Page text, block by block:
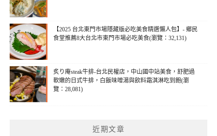
【2025 台北東門市場隱藏版必吃美食精選懶人包】- 鄉民
食堂推薦8大台北市東門市場必吃美食(瀏覽：32,131)
炙り庵steak牛排-台北民權店，中山國中站美食，舒肥過
軟嫩的日式牛排，白飯味噌湯與飲料霜淇淋吃到飽(瀏
覽：28,081)
近期文章